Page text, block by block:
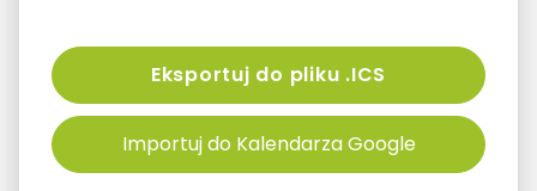
Eksportuj do pliku .ICS
Importuj do Kalendarza Google